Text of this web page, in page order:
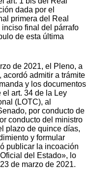
dada por el
primera del Real
final del párrafo
de esta última
de 2021, el Pleno, a
acordó admitir a trámite
y los documentos
el art. 34 de la Ley
(LOTC), al
por conducto de
conducto del ministro
plazo de quince días,
y formular
publicar la incoación
del Estado», lo
de marzo de 2021.